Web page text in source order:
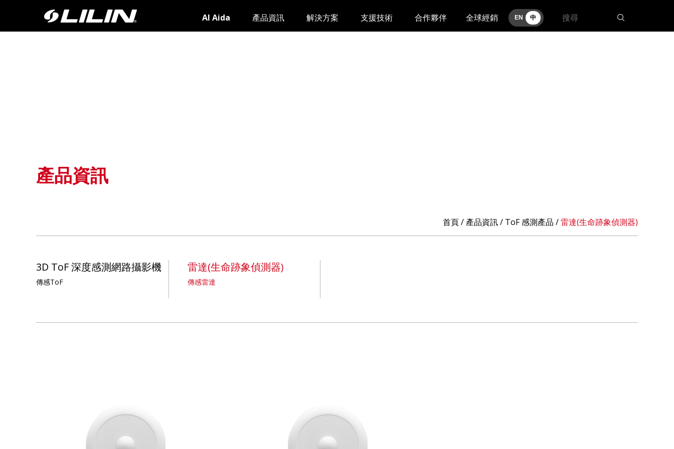
AI Aida 產品資訊 解決方案 支援技術 合作夥伴 全球經銷 EN 中
產品資訊
首頁/ 產品資訊/ ToF 感測產品 /雷達(生命跡象偵測器)
3D ToF 深度感測網路攝影機
傳感ToF
雷達(生命跡象偵測器)
傳感雷達